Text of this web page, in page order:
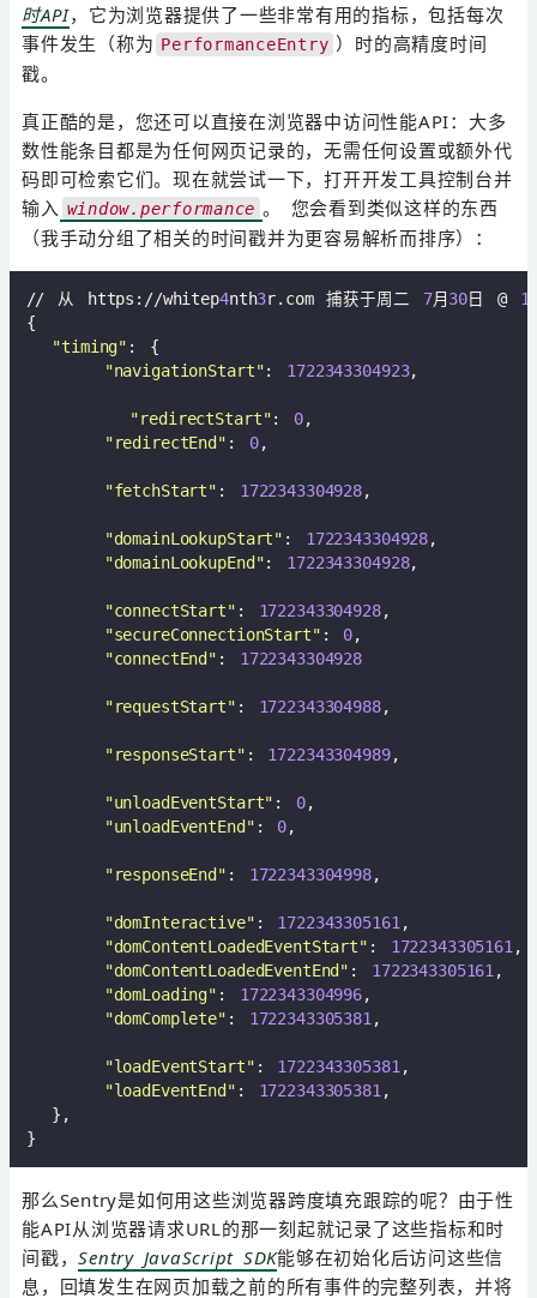
时API，它为浏览器提供了一些非常有用的指标，包括每次
事件发生（称为 PerformanceEntry ）时的高精度时间
戳。
真正酷的是，您还可以直接在浏览器中访问性能API：大多
数性能条目都是为任何网页记录的，无需任何设置或额外代
码即可检索它们。现在就尝试一下，打开开发工具控制台并
输入 window.performance 。 您会看到类似这样的东西
（我手动分组了相关的时间戳并为更容易解析而排序）：
// 从 https://whitep4nth3r.com 捕获于周二 7月 30日 @
{
"timing" : {
"navigationStart": 1722343304923,
"redirectStart": 0,
"redirectEnd" : 0,
"fetchStart" : 1722343304928,
"domainLookupStart" : 1722343304928,
"domainLookupEnd": 1722343304928,
"connectStart" : 1722343304928,
"secureConnectionStart" : 0,
"connectEnd" : 1722343304928
"requestStart" : 1722343304988,
"responseStart" : 1722343304989,
"unloadEventStart" : 0,
"unloadEventEnd" : 0,
"responseEnd" : 1722343304998,
"domInteractive" : 1722343305161 ,
"domContentLoadedEventStart" : 1722343305161 ,
"domContentLoadedEventEnd" : 1722343305161 ,
"domLoading" : 1722343304996,
"domComplete" : 1722343305381 ,
"loadEventStart" : 1722343305381 ,
"loadEventEnd" : 1722343305381 ,
  },
那么Sentry是如何用这些浏览器跨度填充跟踪的呢？由于性
能API从浏览器请求URL的那一刻起就记录了这些指标和时
间戳，Sentry JavaScript SDK能够在初始化后访问这些信
息，回填发生在网页加载之前的所有事件的完整列表，并将